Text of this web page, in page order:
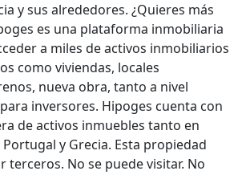
y sus alrededores. ¿Quieres más
es una plataforma inmobiliaria
a miles de activos inmobiliarios
como viviendas, locales
nueva obra, tanto a nivel
inversores. Hipoges cuenta con
de activos inmuebles tanto en
y Grecia. Esta propiedad
terceros. No se puede visitar. No